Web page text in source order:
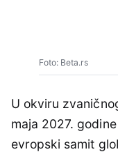
Foto: Beta.rs
U okviru
maja 2027.
evropski samit